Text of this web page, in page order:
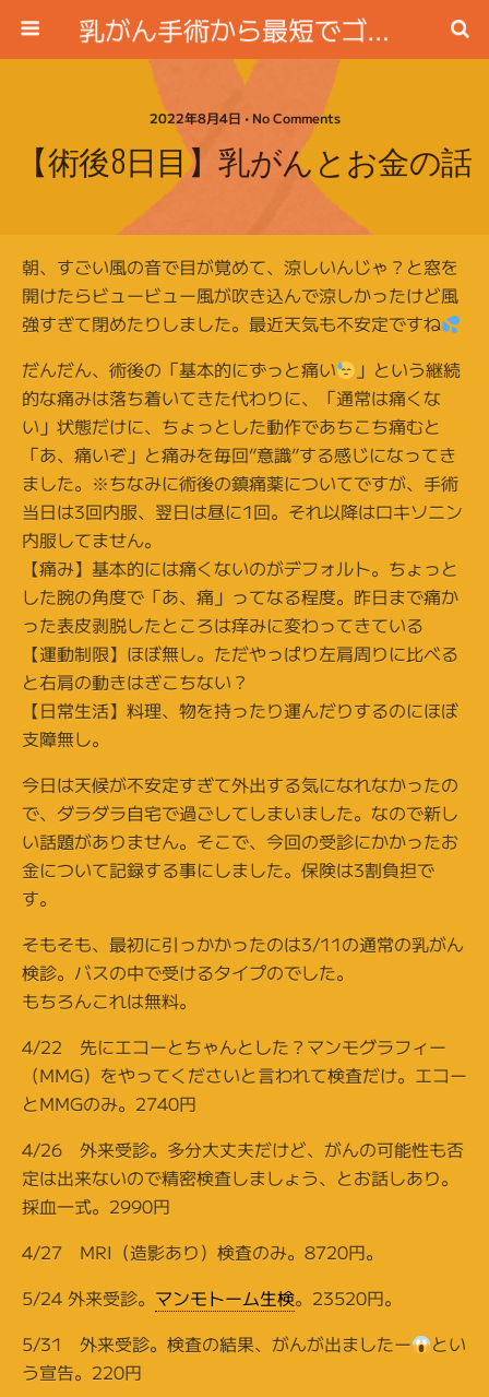
乳がん手術から最短でゴルフ場に行く方法
2022年8月4日 • No Comments
【術後8日目】乳がんとお金の話
朝、すごい風の音で目が覚めて、涼しいんじゃ？と窓を
開けたらビュービュー風が吹き込んで涼しかったけど風
強すぎて閉めたりしました。最近天気も不安定ですね
だんだん、術後の「基本的にずっと痛い
」という継続
的な痛みは落ち着いてきた代わりに、「通常は痛くな
い」状態だけに、ちょっとした動作であちこち痛むと
「あ、痛いぞ」と痛みを毎回”意識”する感じになってき
ました。※ちなみに術後の鎮痛薬についてですが、手術
当日は3回内服、翌日は昼に1回。それ以降はロキソニン
内服してません。
【痛み】基本的には痛くないのがデフォルト。ちょっと
した腕の角度で「あ、痛」ってなる程度。昨日まで痛か
った表皮剥脱したところは痒みに変わってきている
【運動制限】ほぼ無し。ただやっぱり左肩周りに比べる
と右肩の動きはぎこちない？
【日常生活】料理、物を持ったり運んだりするのにほぼ
支障無し。
今日は天候が不安定すぎて外出する気になれなかったの
で、ダラダラ自宅で過ごしてしまいました。なので新し
い話題がありません。そこで、今回の受診にかかったお
金について記録する事にしました。保険は3割負担で
す。
そもそも、最初に引っかかったのは3/11の通常の乳がん
検診。バスの中で受けるタイプのでした。
もちろんこれは無料。
4/22 先にエコーとちゃんとした？マンモグラフィー
（MMG）をやってくださいと言われて検査だけ。エコー
とMMGのみ。2740円
4/26 外来受診。多分大丈夫だけど、がんの可能性も否
定は出来ないので精密検査しましょう、とお話しあり。
採血一式。2990円
4/27 MRI（造影あり）検査のみ。8720円。
5/24 外来受診。 マンモトーム生検。23520円。
5/31 外来受診。検査の結果、がんが出ましたー
とい
う宣告。220円